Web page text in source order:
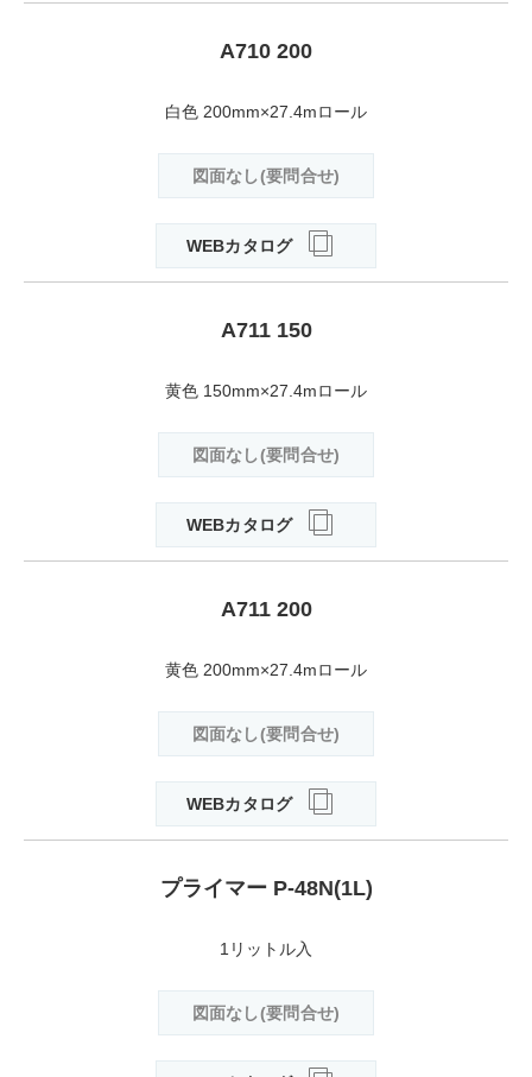
A710 200
白色 200mm×27.4mロール
図面なし(要問合せ)
WEBカタログ
A711 150
黄色 150mm×27.4mロール
図面なし(要問合せ)
WEBカタログ
A711 200
黄色 200mm×27.4mロール
図面なし(要問合せ)
WEBカタログ
プライマー P-48N(1L)
1リットル入
図面なし(要問合せ)